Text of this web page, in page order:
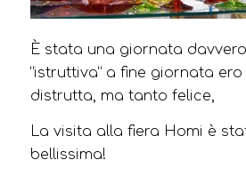
È stata una giornata
“istruttiva” a fine giornata
distrutta, ma tanto felice,
La visita alla fiera Homi è
bellissima!